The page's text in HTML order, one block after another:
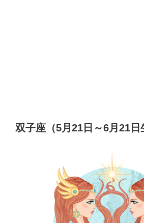
双子座（5月21日～6月21日